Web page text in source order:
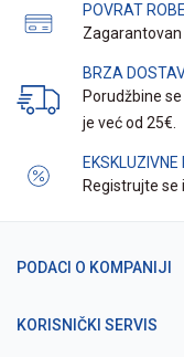
POVRAT ROBE
Zagarantovan
BRZA
Porudžbine
je već od 25€.
EKSKLUZIVNE
Registrujte se
PODACI O KOMPANIJI
KORISNIČKI SERVIS